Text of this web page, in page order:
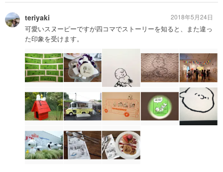
teriyaki
可愛いスヌーピーですが四コマでストーリーを知ると、また違っ
た印象を受けます。
2018年5月24日